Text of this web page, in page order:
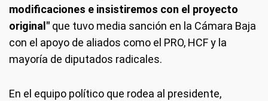
modificaciones e insistiremos con el proyecto
original" que tuvo media sanción en la Cámara Baja
con el apoyo de aliados como el PRO, HCF y la
mayoría de diputados radicales.
En el equipo político que rodea al presidente,